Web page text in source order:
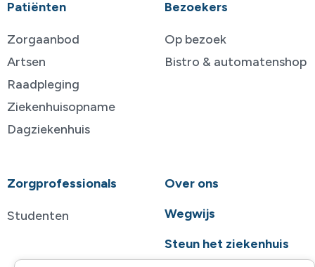
Patiënten
Zorgaanbod
Artsen
Raadpleging
Ziekenhuisopname
Dagziekenhuis
Bezoekers
Op bezoek
Bistro & automatenshop
Zorgprofessionals
Studenten
Over ons
Wegwijs
Steun het ziekenhuis